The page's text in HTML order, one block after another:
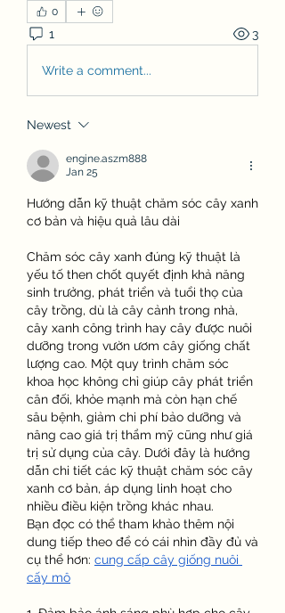
0
1 3
Write a comment...
Newest
engine.aszm888
Jan 25
Hướng dẫn kỹ thuật chăm sóc cây xanh
cơ bản và hiệu quả lâu dài
Chăm sóc cây xanh đúng kỹ thuật là
yếu tố then chốt quyết định khả năng
sinh trưởng, phát triển và tuổi thọ của
cây trồng, dù là cây cảnh trong nhà,
cây xanh công trình hay cây được nuôi
dưỡng trong vườn ươm cây giống chất
lượng cao. Một quy trình chăm sóc
khoa học không chỉ giúp cây phát triển
cân đối, khỏe mạnh mà còn hạn chế
sâu bệnh, giảm chi phí bảo dưỡng và
nâng cao giá trị thẩm mỹ cũng như giá
trị sử dụng của cây. Dưới đây là hướng
dẫn chi tiết các kỹ thuật chăm sóc cây
xanh cơ bản, áp dụng linh hoạt cho
nhiều điều kiện trồng khác nhau.
Bạn đọc có thể tham khảo thêm nội
dung tiếp theo để có cái nhìn đầy đủ và
cụ thể hơn: cung cấp cây giống nuôi
cấy mô